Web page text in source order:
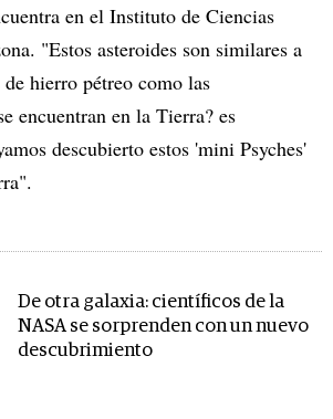
en el Instituto de Ciencias
"Estos asteroides son similares a
hierro pétreo como las
encuentran en la Tierra? es
descubierto estos 'mini Psyches'
De otra galaxia: científicos de la
NASA se sorprenden con un nuevo
descubrimiento